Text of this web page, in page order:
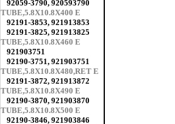
92059-3790, 920593790
TUBE,5.8X10.8X400 E
92191-3853, 921913853
92191-3825, 921913825
TUBE,5.8X10.8X460 E
921903751
92190-3751, 921903751
TUBE,5.8X10.8X480,RET E
92191-3872, 921913872
TUBE,5.8X10.8X490 E
92190-3870, 921903870
TUBE,5.8X10.8X500 E
92190-3846, 921903846